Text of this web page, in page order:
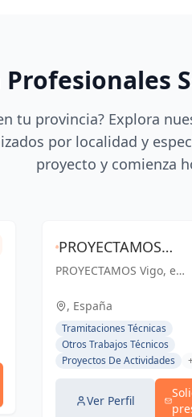
tu provincia? Explora
por localidad y
proyecto y comienza
PROYECTAMOS
Vigo - Estudio de
arquitectura,
delineacion y
gestion de obra
PROYECTAMOS Vigo, es
Arquitectura y
Delineación que
también ofrece
servicios para la obra,
creado para dar un
beneficio «integral» a
sus clientes.
, España
Tramitaciones Técnicas
Otros Trabajos Técnicos
Proyectos De Actividades
Ver Perfil